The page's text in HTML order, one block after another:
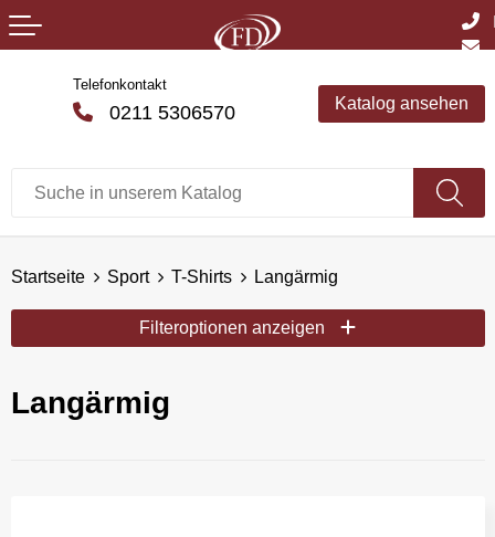
Telefonkontakt
0211 5306570 Katalog ansehen
Startseite Sport T-Shirts Langärmig
Filteroptionen anzeigen
Langärmig